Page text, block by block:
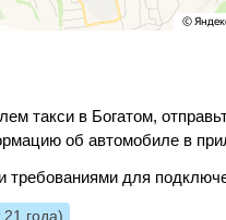
такси в Богатом,
об автомобиле в
для
года)